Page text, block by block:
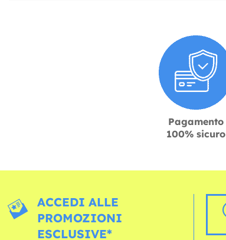
Pagamento
100% sicuro
ACCEDI ALLE
PROMOZIONI
ESCLUSIVE*